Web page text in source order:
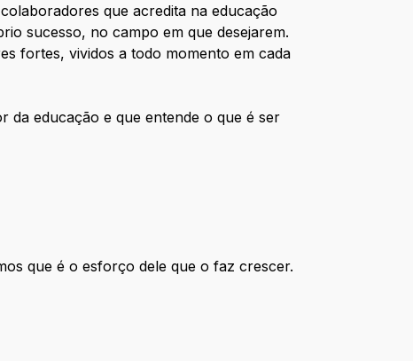
que acredita na educação
sucesso, no campo em que desejarem.
fortes, vividos a todo momento em cada
da educação e que entende o que é ser
que é o esforço dele que o faz crescer.